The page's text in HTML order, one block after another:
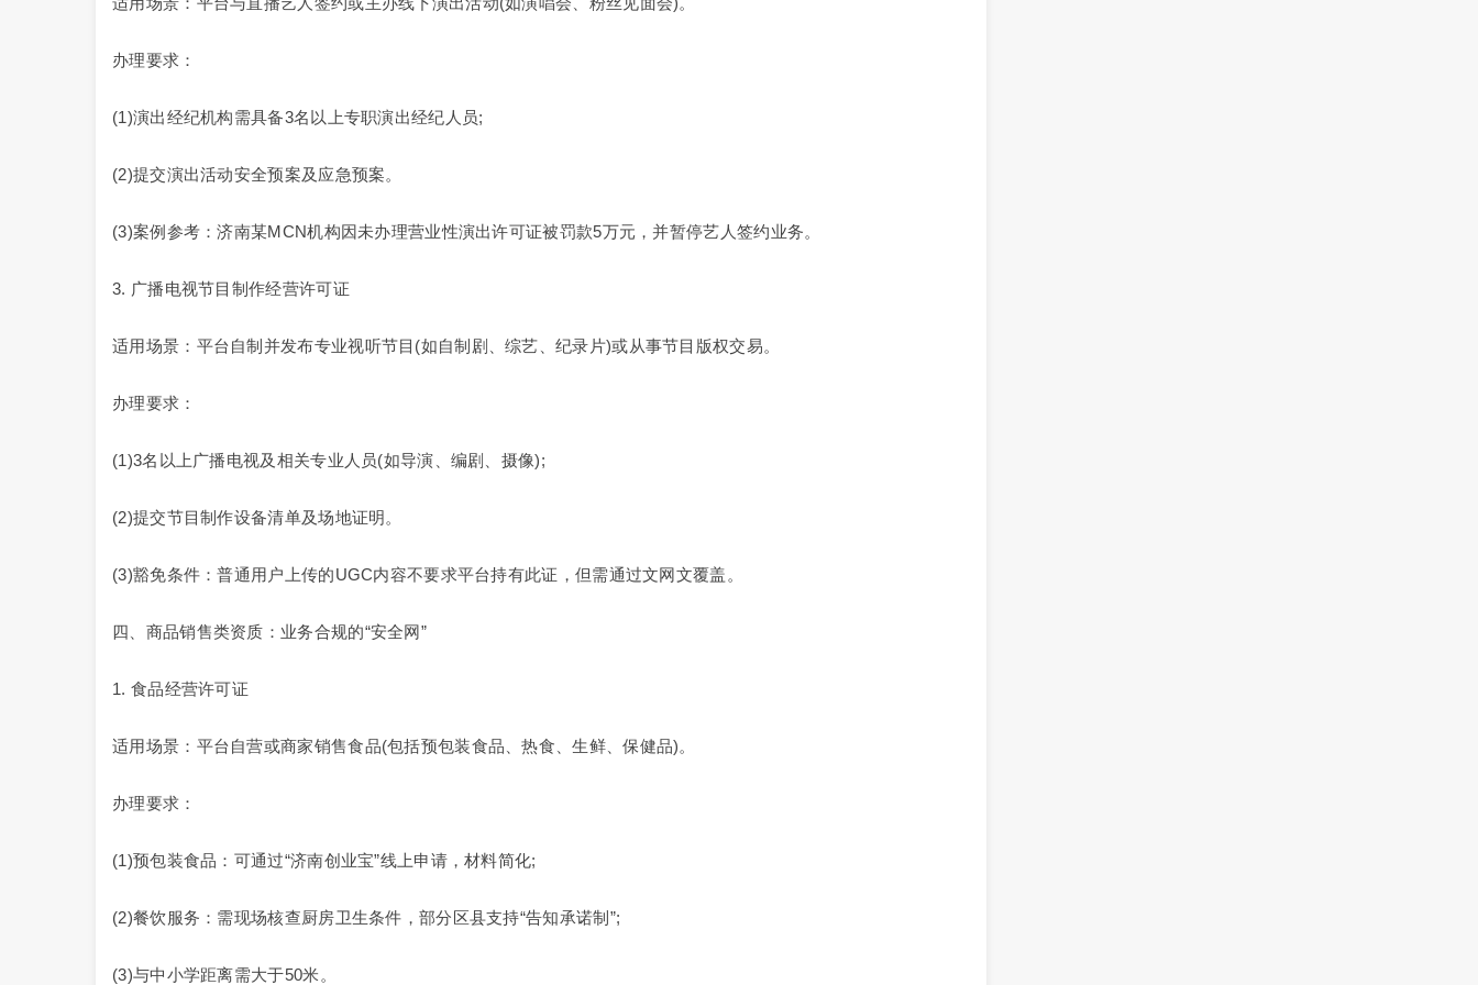
办理要求：
(1)演出经纪机构需具备3名以上专职演出经纪人员;
(2)提交演出活动安全预案及应急预案。
(3)案例参考：济南某MCN机构因未办理营业性演出许可证被罚款5万元，并暂停艺人签约业务。
3. 广播电视节目制作经营许可证
适用场景：平台自制并发布专业视听节目(如自制剧、综艺、纪录片)或从事节目版权交易。
办理要求：
(1)3名以上广播电视及相关专业人员(如导演、编剧、摄像);
(2)提交节目制作设备清单及场地证明。
(3)豁免条件：普通用户上传的UGC内容不要求平台持有此证，但需通过文网文覆盖。
四、商品销售类资质：业务合规的“安全网”
1. 食品经营许可证
适用场景：平台自营或商家销售食品(包括预包装食品、热食、生鲜、保健品)。
办理要求：
(1)预包装食品：可通过“济南创业宝”线上申请，材料简化;
(2)餐饮服务：需现场核查厨房卫生条件，部分区县支持“告知承诺制”;
(3)与中小学距离需大于50米。